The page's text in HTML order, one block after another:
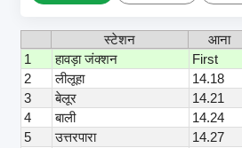
स्टेशन आना
1
हावड़ा जंक्शन First
2
लीलूहा 14.18
3
बेलूर 14.21
4
बाली 14.24
5
उत्तरपारा 14.27